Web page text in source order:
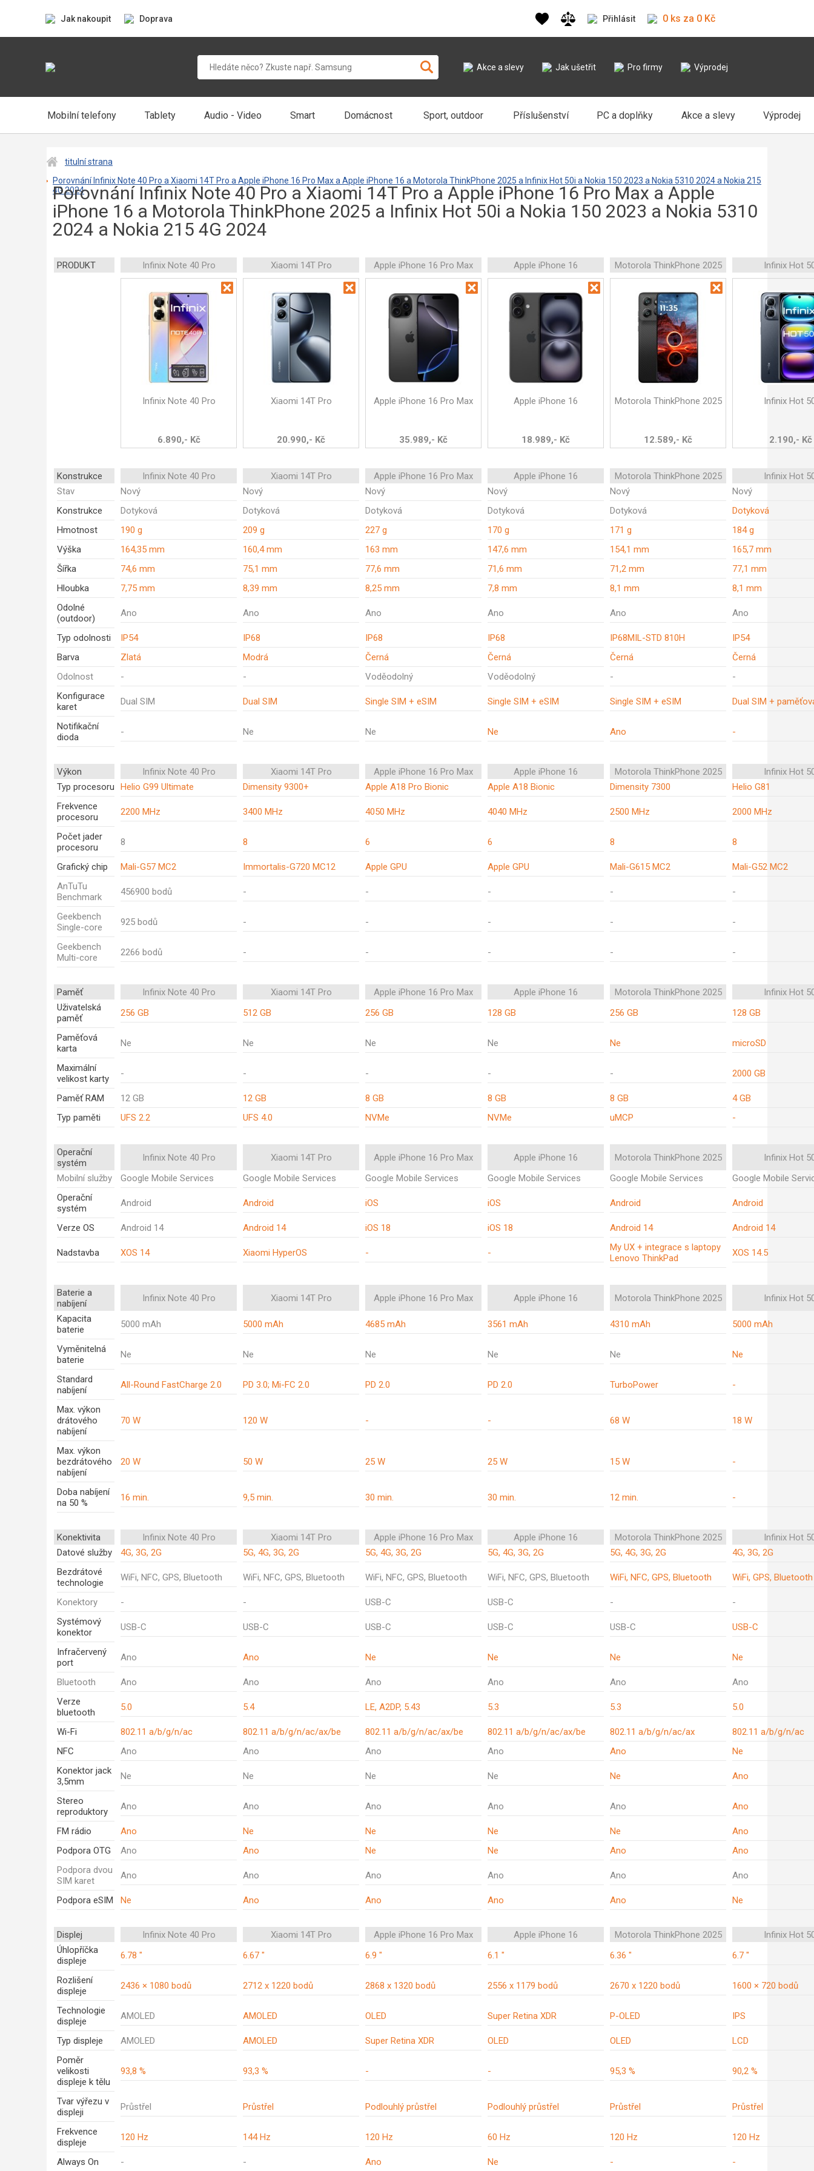
Jak nakoupit Doprava Přihlásit 0 ks za 0 Kč
Akce a slevy Jak ušetřit Pro firmy Výprodej
Mobilní telefony Tablety Audio - Video Smart Domácnost Sport, outdoor Příslušenství PC a doplňky Akce a slevy Výprodej
titulní strana
Porovnání Infinix Note 40 Pro a Xiaomi 14T Pro a Apple iPhone 16 Pro Max a Apple iPhone 16 a Motorola ThinkPhone 2025 a Infinix Hot 50i a Nokia 150 2023 a Nokia 5310 2024 a Nokia 215
4G 2024
Porovnání Infinix Note 40 Pro a Xiaomi 14T Pro a Apple iPhone 16 Pro Max a Apple
iPhone 16 a Motorola ThinkPhone 2025 a Infinix Hot 50i a Nokia 150 2023 a Nokia 5310
2024 a Nokia 215 4G 2024
PRODUKT Infinix Note 40 Pro Xiaomi 14T Pro Apple iPhone 16 Pro Max Apple iPhone 16 Motorola ThinkPhone 2025 Infinix Hot
Infinix Note 40 Pro
6.890,- Kč
Xiaomi 14T Pro
20.990,- Kč
Apple iPhone 16 Pro Max
35.989,- Kč
Apple iPhone 16
18.989,- Kč
Motorola ThinkPhone 2025
12.589,- Kč
Infinix Hot
2.190,- Kč
Konstrukce Infinix Note 40 Pro Xiaomi 14T Pro Apple iPhone 16 Pro Max Apple iPhone 16 Motorola ThinkPhone 2025
Infinix Hot
Stav
Nový Nový Nový Nový Nový
Nový
Konstrukce
Dotyková Dotyková Dotyková Dotyková Dotyková
Dotyková
Hmotnost
190 g 209 g 227 g 170 g 171 g
184 g
Výška
164,35 mm 160,4 mm 163 mm 147,6 mm 154,1 mm
165,7 mm
Šířka
74,6 mm 75,1 mm 77,6 mm 71,6 mm 71,2 mm
77,1 mm
Hloubka
7,75 mm 8,39 mm 8,25 mm 7,8 mm 8,1 mm
8,1 mm
Odolné
(outdoor)
Ano Ano Ano Ano Ano Ano
Typ odolnosti IP54 IP68 IP68 IP68 IP68MIL-STD 810H
IP54
Barva
Zlatá Modrá Černá Černá Černá
Černá
Odolnost
- - Voděodolný Voděodolný -
-
Konfigurace
karet
Dual SIM Dual SIM Single SIM + eSIM Single SIM + eSIM Single SIM + eSIM Dual SIM +
Notifikační
dioda
- Ne Ne Ne Ano -
Výkon Infinix Note 40 Pro Xiaomi 14T Pro Apple iPhone 16 Pro Max Apple iPhone 16 Motorola ThinkPhone 2025
Infinix Hot
Typ procesoru
Helio G99 Ultimate Dimensity 9300+ Apple A18 Pro Bionic Apple A18 Bionic Dimensity 7300
Helio G81
Frekvence
procesoru
2200 MHz 3400 MHz 4050 MHz 4040 MHz 2500 MHz 2000 MHz
Počet jader
procesoru
8 8 6 6 8 8
Grafický chip Mali-G57 MC2 Immortalis-G720 MC12 Apple GPU Apple GPU Mali-G615 MC2
Mali-G52 MC2
AnTuTu
Benchmark
456900 bodů - - - - -
Geekbench
Single-core
925 bodů - - - - -
Geekbench
Multi-core
2266 bodů - - - - -
Paměť Infinix Note 40 Pro Xiaomi 14T Pro Apple iPhone 16 Pro Max Apple iPhone 16 Motorola ThinkPhone 2025
Infinix Hot
Uživatelská
paměť
256 GB 512 GB 256 GB 128 GB 256 GB 128 GB
Paměťová
karta
Ne Ne Ne Ne Ne microSD
Maximální
velikost karty
- - - - - 2000 GB
Paměť RAM 12 GB 12 GB 8 GB 8 GB 8 GB
4 GB
Typ paměti
UFS 2.2 UFS 4.0 NVMe NVMe uMCP -
Operační
systém
Infinix Note 40 Pro Xiaomi 14T Pro Apple iPhone 16 Pro Max Apple iPhone 16 Motorola ThinkPhone 2025
Infinix Hot
Mobilní služby
Google Mobile Services Google Mobile Services Google Mobile Services Google Mobile Services Google Mobile Services
Google Mobile
Operační
systém
Android Android iOS iOS Android Android
Verze OS Android 14 Android 14 iOS 18 iOS 18 Android 14 Android 14
Nadstavba XOS 14 Xiaomi HyperOS - -
My UX + integrace s laptopy
Lenovo ThinkPad
XOS 14.5
Baterie a
nabíjení
Infinix Note 40 Pro Xiaomi 14T Pro Apple iPhone 16 Pro Max Apple iPhone 16 Motorola ThinkPhone 2025
Infinix Hot
Kapacita
baterie
5000 mAh 5000 mAh 4685 mAh 3561 mAh 4310 mAh 5000 mAh
Vyměnitelná
baterie
Ne Ne Ne Ne Ne Ne
Standard
nabíjení
All-Round FastCharge 2.0 PD 3.0; Mi-FC 2.0 PD 2.0 PD 2.0 TurboPower -
Max. výkon
drátového
nabíjení
70 W 120 W - - 68 W 18 W
Max. výkon
bezdrátového
nabíjení
20 W 50 W 25 W 25 W 15 W -
Doba nabíjení
na 50 %
16 min. 9,5 min. 30 min. 30 min. 12 min. -
Konektivita Infinix Note 40 Pro Xiaomi 14T Pro Apple iPhone 16 Pro Max Apple iPhone 16 Motorola ThinkPhone 2025
Infinix Hot
Datové služby
4G, 3G, 2G 5G, 4G, 3G, 2G 5G, 4G, 3G, 2G 5G, 4G, 3G, 2G 5G, 4G, 3G, 2G
4G, 3G, 2G
Bezdrátové
technologie
WiFi, NFC, GPS, Bluetooth WiFi, NFC, GPS, Bluetooth WiFi, NFC, GPS, Bluetooth WiFi, NFC, GPS, Bluetooth WiFi, NFC, GPS, Bluetooth WiFi, GPS, Bluetooth
Konektory - - USB-C USB-C -
-
Systémový
konektor
USB-C USB-C USB-C USB-C USB-C USB-C
Infračervený
port
Ano Ano Ne Ne Ne Ne
Bluetooth Ano Ano Ano Ano Ano
Ano
Verze
bluetooth
5.0 5.4 LE, A2DP, 5.43 5.3 5.3 5.0
Wi-Fi 802.11 a/b/g/n/ac 802.11 a/b/g/n/ac/ax/be 802.11 a/b/g/n/ac/ax/be 802.11 a/b/g/n/ac/ax/be 802.11 a/b/g/n/ac/ax
802.11 a/b/g/n/ac
NFC
Ano Ano Ano Ano Ano
Ne
Konektor jack
3,5mm
Ne Ne Ne Ne Ne Ano
Stereo
reproduktory
Ano Ano Ano Ano Ano Ano
FM rádio Ano Ne Ne Ne Ne
Ano
Podpora OTG
Ano Ano Ne Ne Ano
Ano
Podpora dvou
SIM karet
Ano Ano Ano Ano Ano Ano
Podpora eSIM Ne Ano Ano Ano Ano Ne
Displej Infinix Note 40 Pro Xiaomi 14T Pro Apple iPhone 16 Pro Max Apple iPhone 16 Motorola ThinkPhone 2025
Infinix Hot
Úhlopříčka
displeje
6.78 " 6.67 " 6.9 " 6.1 " 6.36 " 6.7 "
Rozlišení
displeje
2436 × 1080 bodů 2712 x 1220 bodů 2868 x 1320 bodů 2556 x 1179 bodů 2670 x 1220 bodů 1600 × 720 bodů
Technologie
displeje
AMOLED AMOLED OLED Super Retina XDR P-OLED IPS
Typ displeje AMOLED AMOLED Super Retina XDR OLED OLED
LCD
Poměr
velikosti
displeje k tělu
93,8 % 93,3 % - - 95,3 % 90,2 %
Tvar výřezu v
displeji
Průstřel Průstřel Podlouhlý průstřel Podlouhlý průstřel Průstřel Průstřel
Frekvence
displeje
120 Hz 144 Hz 120 Hz 60 Hz 120 Hz 120 Hz
Always On - - Ano Ne - -